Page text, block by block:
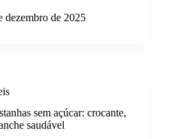
dezembro de 2025
sem açúcar: crocante,
saudável